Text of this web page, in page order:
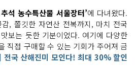
R
L
복
사
유
하
기
크
게
변
경
하
기
작
게
변
경
하
기
석 농수특산물 서울장터’에 다녀왔다.
, 쫄깃한 자연산 전복까지, 마치 전국
보는 듯한 기분이었다. 여기에 다양한
직접 구매할 수 있는 기회가 주어져 금
전국 산해진미 모인다! 최대 30% 할인